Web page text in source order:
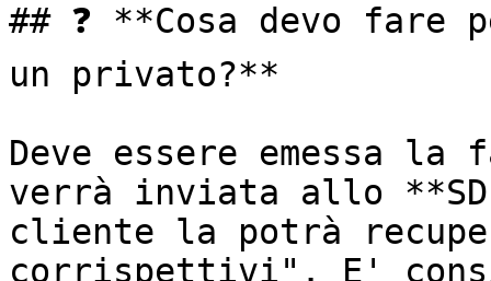
## ❓ **Cosa devo fare
un privato?**
Deve essere emessa
verrà inviata allo
cliente la potrà
corrispettivi". E'